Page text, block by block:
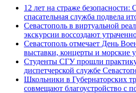
12 лет на страже безопасности:
спасательная служба подвела
Севастополь в виртуальной
экскурсии воссоздают
Севастополь отмечает День
выставки, концерты и морские
Студенты СГУ прошли
диспетчерской службе
Школьники в Губернаторских
совмещают благоустройство с